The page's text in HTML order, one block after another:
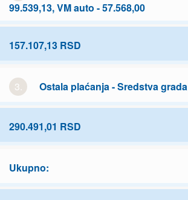
99.539,13, VM auto - 57.568,00
157.107,13 RSD
3. Ostala plaćanja - Sredstva grada
290.491,01 RSD
Ukupno: